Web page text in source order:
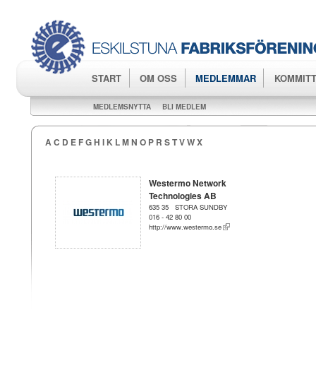
START OM OSS MEDLEMMAR
MEDLEMSNYTTA BLI MEDLEM
AC D E FGH I K LMN O P R STVWX
Westermo Network
Technologies AB
635 35 STORA SUNDBY
016 - 42 80 00
http://www.westermo.se